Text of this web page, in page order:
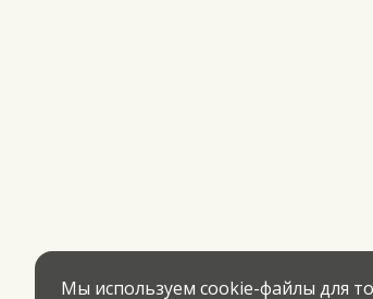
Мы используем cookie-файлы для